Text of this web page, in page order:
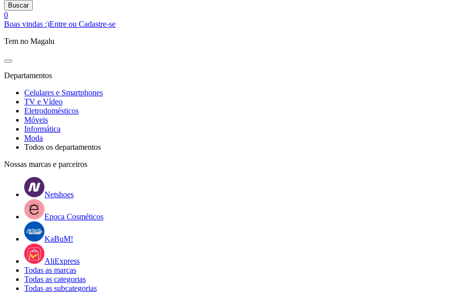
Buscar
0
Boas vindas :)Entre ou Cadastre-se
Tem no Magalu
Departamentos
Celulares e Smartphones
TV e Vídeo
Eletrodomésticos
Móveis
Informática
Moda
Todos os departamentos
Nossas marcas e parceiros
Netshoes
Epoca Cosméticos
KaBuM!
AliExpress
Todas as marcas
Todas as categorias
Todas as subcategorias